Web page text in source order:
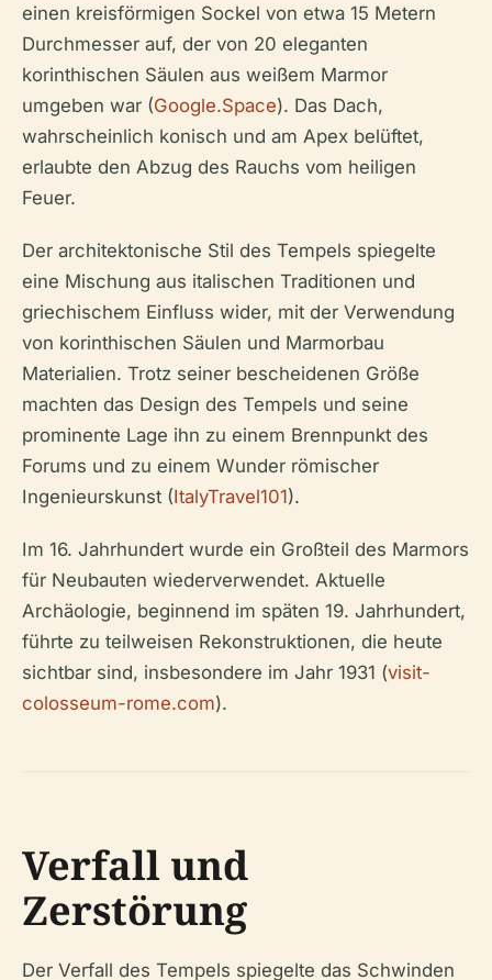
einen kreisförmigen Sockel von etwa 15 Metern
Durchmesser auf, der von 20 eleganten
korinthischen Säulen aus weißem Marmor
umgeben war (Google.Space). Das Dach,
wahrscheinlich konisch und am Apex belüftet,
erlaubte den Abzug des Rauchs vom heiligen
Feuer.
Der architektonische Stil des Tempels spiegelte
eine Mischung aus italischen Traditionen und
griechischem Einfluss wider, mit der Verwendung
von korinthischen Säulen und Marmorbau
Materialien. Trotz seiner bescheidenen Größe
machten das Design des Tempels und seine
prominente Lage ihn zu einem Brennpunkt des
Forums und zu einem Wunder römischer
Ingenieurskunst (ItalyTravel101).
Im 16. Jahrhundert wurde ein Großteil des Marmors
für Neubauten wiederverwendet. Aktuelle
Archäologie, beginnend im späten 19. Jahrhundert,
führte zu teilweisen Rekonstruktionen, die heute
sichtbar sind, insbesondere im Jahr 1931 (visit-
colosseum-rome.com).
Verfall und
Zerstörung
Der Verfall des Tempels spiegelte das Schwinden